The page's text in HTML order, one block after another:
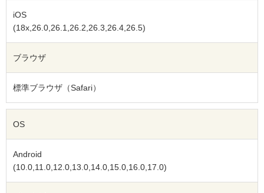
iOS
(18x,26.0,26.1,26.2,26.3,26.4,26.5)
ブラウザ
標準ブラウザ（Safari）
OS
Android
(10.0,11.0,12.0,13.0,14.0,15.0,16.0,17.0)